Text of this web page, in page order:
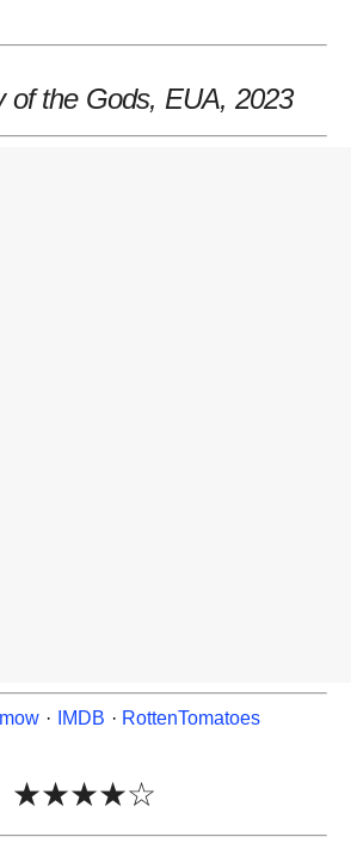
of the Gods, EUA, 2023
· IMDB · RottenTomatoes
★★★★☆